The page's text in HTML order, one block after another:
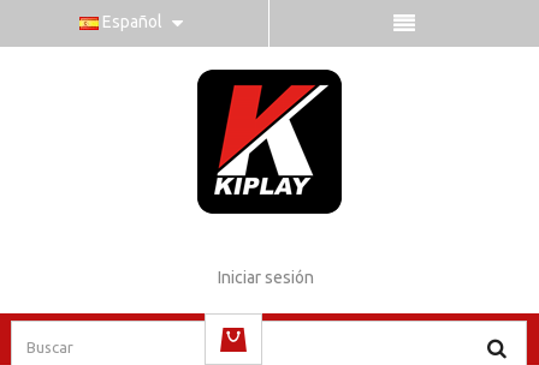
Español
Iniciar sesión